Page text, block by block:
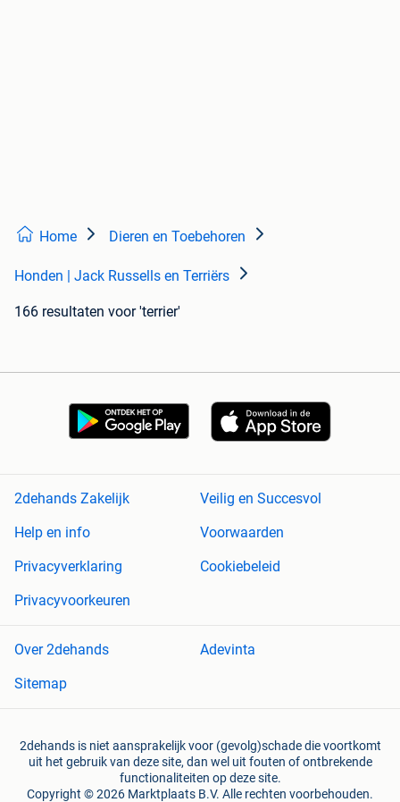
Home Dieren en Toebehoren
Honden | Jack Russells en Terriërs
166 resultaten voor 'terrier'
2dehands Zakelijk
Veilig en Succesvol
Help en info
Voorwaarden
Privacyverklaring
Cookiebeleid
Privacyvoorkeuren
Over 2dehands
Adevinta
Sitemap
2dehands is niet aansprakelijk voor (gevolg)schade die voortkomt
uit het gebruik van deze site, dan wel uit fouten of ontbrekende
functionaliteiten op deze site.
Copyright © 2026 Marktplaats B.V. Alle rechten voorbehouden.